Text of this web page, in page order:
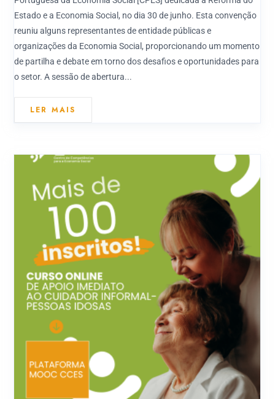
Estado e a Economia Social, no dia 30 de junho. Esta convenção
reuniu alguns representantes de entidade públicas e
organizações da Economia Social, proporcionando um momento
de partilha e debate em torno dos desafios e oportunidades para
o setor. A sessão de abertura...
LER MAIS